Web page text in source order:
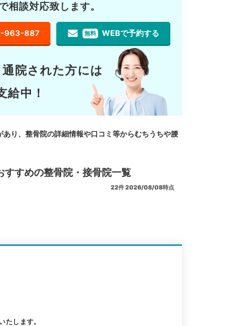
相談対応致します。
963-887 無料 WEBで予約する
通院された方には
給中！
あり、整骨院の詳細情報や口コミ等からむちうちや腰
すめの整骨院・接骨院一覧
22件2026/08/08時点
たします。